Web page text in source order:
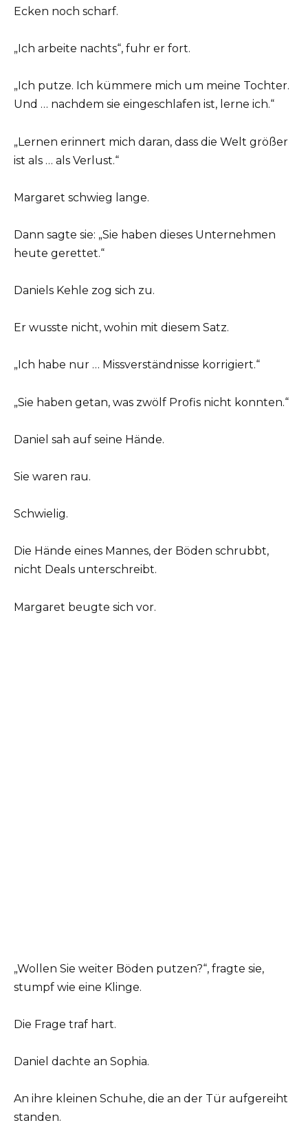
Ecken noch scharf.
„Ich arbeite nachts“, fuhr er fort.
„Ich putze. Ich kümmere mich um meine Tochter.
Und … nachdem sie eingeschlafen ist, lerne ich.“
„Lernen erinnert mich daran, dass die Welt größer
ist als … als Verlust.“
Margaret schwieg lange.
Dann sagte sie: „Sie haben dieses Unternehmen
heute gerettet.“
Daniels Kehle zog sich zu.
Er wusste nicht, wohin mit diesem Satz.
„Ich habe nur … Missverständnisse korrigiert.“
„Sie haben getan, was zwölf Profis nicht konnten.“
Daniel sah auf seine Hände.
Sie waren rau.
Schwielig.
Die Hände eines Mannes, der Böden schrubbt,
nicht Deals unterschreibt.
Margaret beugte sich vor.
„Wollen Sie weiter Böden putzen?“, fragte sie,
stumpf wie eine Klinge.
Die Frage traf hart.
Daniel dachte an Sophia.
An ihre kleinen Schuhe, die an der Tür aufgereiht
standen.